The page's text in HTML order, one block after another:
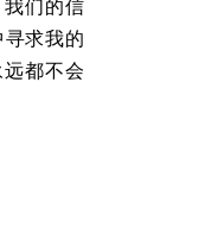
我们的信
求我的
都不会